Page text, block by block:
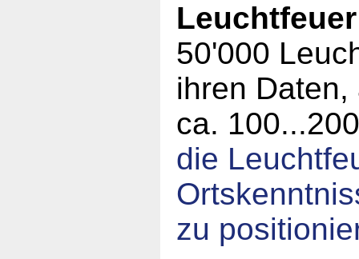
50'000
ihren
ca.
die
zu